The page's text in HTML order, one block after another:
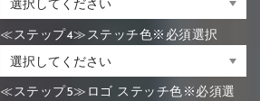
≪ステップ4≫ステッチ色※必須選択
≪ステップ5≫ロゴ ステッチ色※必須選